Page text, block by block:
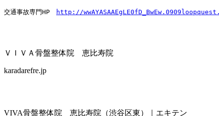
交通事故専門HP http://
ＶＩＶＡ骨盤整体院 恵比寿院
karadarefre.jp
VIVA骨盤整体院 恵比寿院（渋谷区東）｜エキテン